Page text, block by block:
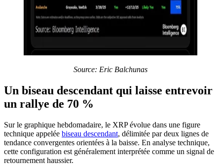
Source: Eric Balchunas
Un biseau descendant qui laisse entrevoir
un rallye de 70 %
Sur le graphique hebdomadaire, le XRP évolue dans une figure
technique appelée biseau descendant, délimitée par deux lignes de
tendance convergentes orientées à la baisse. En analyse technique,
cette configuration est généralement interprétée comme un signal de
retournement haussier.